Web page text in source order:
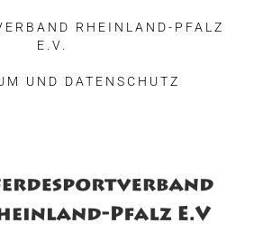
RHEINLAND-PFALZ
E.V.
UND DATENSCHUTZ